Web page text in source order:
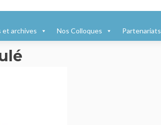
et archives Nos Colloques Partenariats